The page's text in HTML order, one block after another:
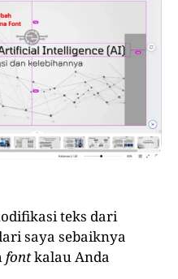
teks dari
saya sebaiknya
fontkalau Anda